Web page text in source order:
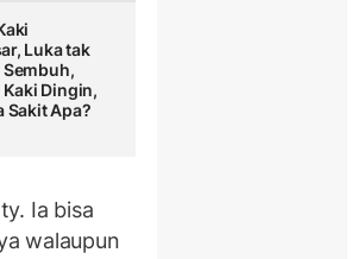
Luka tak
Dingin,
Sakit Apa?
Ia bisa
walaupun